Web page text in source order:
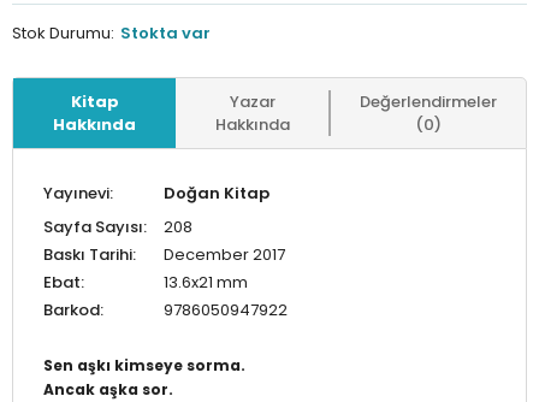
Stok Durumu: Stokta var
Kitap
Hakkında
Yazar
Hakkında
Değerlendirmeler
(0)
Yayınevi:
Doğan Kitap
Sayfa Sayısı:
208
Baskı Tarihi:
December 2017
Ebat:
13.6x21 mm
Barkod:
9786050947922
Sen aşkı kimseye sorma.
Ancak aşka sor.